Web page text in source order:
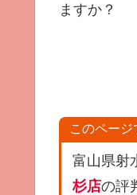
ますか？
このページ
富山県射
杉店の評